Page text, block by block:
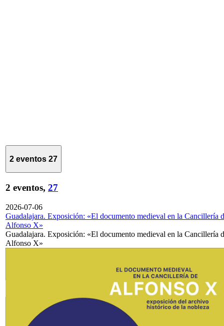
2 eventos 27
2 eventos, 27
2026-07-06
Guadalajara. Exposición: «El documento medieval en la Cancillería
Alfonso X»
Guadalajara. Exposición: «El documento medieval en la Cancillería
Alfonso X»